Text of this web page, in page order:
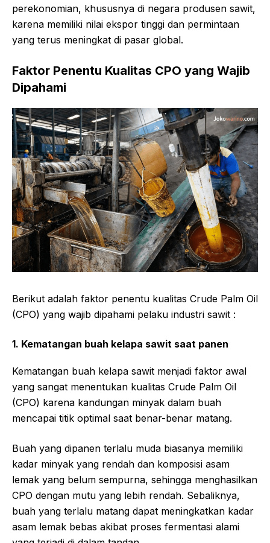
perekonomian, khususnya di negara produsen sawit,
karena memiliki nilai ekspor tinggi dan permintaan
yang terus meningkat di pasar global.
Faktor Penentu Kualitas CPO yang Wajib
Dipahami
Berikut adalah faktor penentu kualitas Crude Palm Oil
(CPO) yang wajib dipahami pelaku industri sawit :
1. Kematangan buah kelapa sawit saat panen
Kematangan buah kelapa sawit menjadi faktor awal
yang sangat menentukan kualitas Crude Palm Oil
(CPO) karena kandungan minyak dalam buah
mencapai titik optimal saat benar-benar matang.
Buah yang dipanen terlalu muda biasanya memiliki
kadar minyak yang rendah dan komposisi asam
lemak yang belum sempurna, sehingga menghasilkan
CPO dengan mutu yang lebih rendah. Sebaliknya,
buah yang terlalu matang dapat meningkatkan kadar
asam lemak bebas akibat proses fermentasi alami